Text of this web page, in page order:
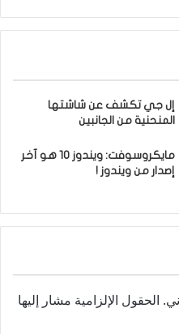
إل جي تكشف عن شاشتها
المنحنية من الجانبين
مايكروسوفت: ويندوز 10 هو آخر
إصدار من ويندوز !
الحقول الإلزامية مشار إليها